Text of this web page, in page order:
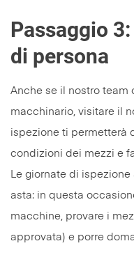
Passaggio
di persona
Anche se il nostro team
macchinario, visitare il
ispezione ti permetterà
condizioni dei mezzi e
Le giornate di
asta: in questa
macchine, provare i
approvata) e porre